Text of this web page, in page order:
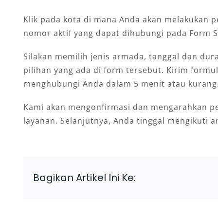
Klik pada kota di mana Anda akan melakukan
nomor aktif yang dapat dihubungi pada Form
Silakan memilih jenis armada, tanggal dan
pilihan yang ada di form tersebut. Kirim
menghubungi Anda dalam 5 menit atau kurang.
Kami akan mengonfirmasi dan mengarahkan
layanan. Selanjutnya, Anda tinggal mengikuti
Bagikan Artikel Ini Ke: